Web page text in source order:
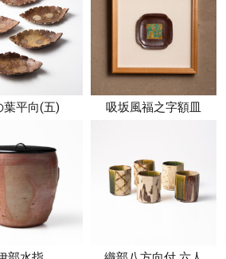
葉平向(五) 吸坂風福之字額皿